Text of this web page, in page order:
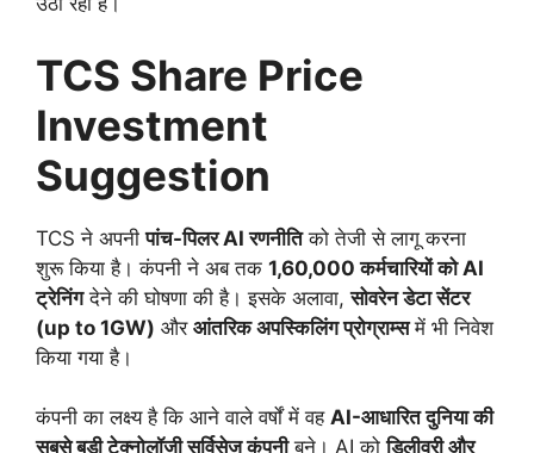
TCS Share Price
Investment
Suggestion
TCS ने अपनीपांच-पिलर AI रणनीतिको तेजी से लागू करना
शुरू किया है। कंपनी ने अब तक 1,60,000 कर्मचारियों को AI
ट्रेनिंगदेने की घोषणा की है। इसके अलावा,सोवरेन डेटा सेंटर
(up to 1GW) और आंतरिक अपस्किलिंग प्रोग्राम्समें भी निवेश
किया गया है।
कंपनी का लक्ष्य है कि आने वाले वर्षों में वह AI-आधारित दुनिया की
सबसे बड़ी टेक्नोलॉजी सर्विसेज कंपनीबने। AI कोडिलीवरी और